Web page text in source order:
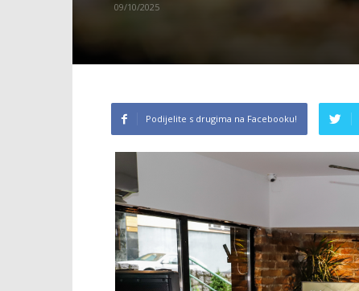
09/10/2025
Podijelite s drugima na Facebooku!